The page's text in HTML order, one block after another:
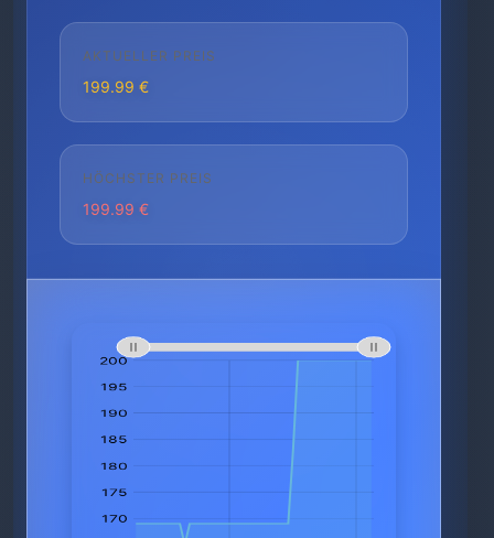
AKTUELLER PREIS
199.99 €
HÖCHSTER PREIS
199.99 €